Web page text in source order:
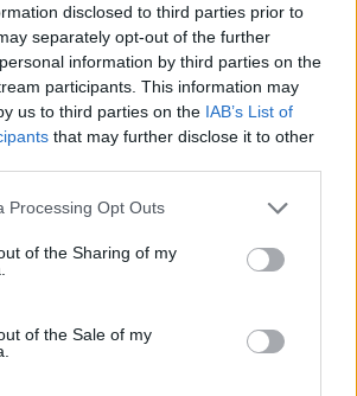
disclosed to third parties prior to
separately opt-out of the further
information by third parties on the
participants. This information may
us to third parties on the IAB’s List of
that may further disclose it to other
Processing Opt Outs
of the Sharing of my
of the Sale of my
Δις ισόβια και κάθειρξη 20
χωρίς κανένα ελαφρυντικό για
Δώρας Συροπούλου, τη
Γιούργα, εμπρησμό
βιασμό (Γιούργα).
Δώρας Συροπούλου, τη
Γιούργα, εμπρησμό